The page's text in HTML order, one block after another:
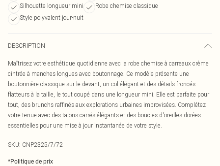
Silhouette longueur mini
Robe chemise classique
Style polyvalent jour-nuit
DESCRIPTION
Maîtrisez votre esthétique quotidienne avec la robe chemise à carreaux crème
cintrée à manches longues avec boutonnage. Ce modèle présente une
boutonnière classique sur le devant, un col élégant et des détails froncés
flatteurs à la taille, le tout coupé dans une longueur mini. Elle est parfaite pour
tout, des brunchs raffinés aux explorations urbaines improvisées. Complétez
votre tenue avec des talons carrés élégants et des boucles d'oreilles dorées
essentielles pour une mise à jour instantanée de votre style.
SKU: CNP2325/7/72
*Politique de prix